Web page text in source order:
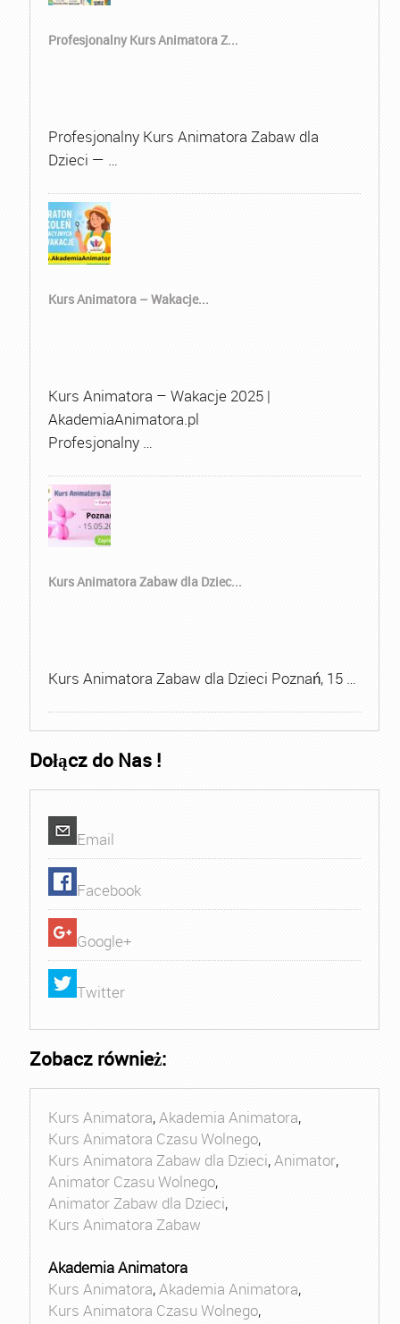
Profesjonalny Kurs Animatora Z...
Profesjonalny Kurs Animatora Zabaw dla
Dzieci — …
Kurs Animatora – Wakacje...
Kurs Animatora – Wakacje 2025 |
AkademiaAnimatora.pl
Profesjonalny …
Kurs Animatora Zabaw dla Dziec...
Kurs Animatora Zabaw dla Dzieci Poznań, 15 …
Dołącz do Nas !
Email
Facebook
Google+
Twitter
Zobacz również:
Kurs Animatora,Akademia Animatora,
Kurs Animatora Czasu Wolnego,
Kurs Animatora Zabaw dla Dzieci,Animator,
Animator Czasu Wolnego,
Animator Zabaw dla Dzieci,
Kurs Animatora Zabaw
Akademia Animatora
Kurs Animatora,Akademia Animatora,
Kurs Animatora Czasu Wolnego,